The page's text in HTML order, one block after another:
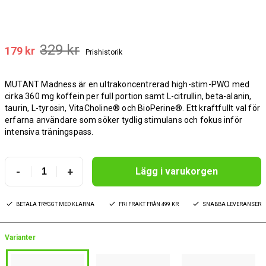
179 kr 329 kr Prishistorik
MUTANT Madness är en ultrakoncentrerad high-stim-PWO med
cirka 360 mg koffein per full portion samt L-citrullin, beta-alanin,
taurin, L-tyrosin, VitaCholine® och BioPerine®. Ett kraftfullt val för
erfarna användare som söker tydlig stimulans och fokus inför
intensiva träningspass.
- + Lägg i varukorgen
BETALA TRYGGT MED KLARNA FRI FRAKT FRÅN 499 KR SNABBA LEVERANSER
Varianter